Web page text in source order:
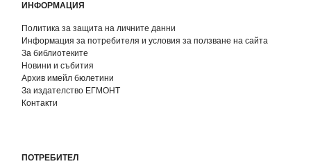
ИНФОРМАЦИЯ
Политика за защита на личните данни
Информация за потребителя и условия за ползване на сайта
За библиотеките
Новини и събития
Архив имейл бюлетини
За издателство ЕГМОНТ
Контакти
ПОТРЕБИТЕЛ